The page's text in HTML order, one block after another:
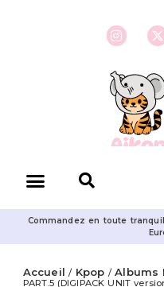
Commandez en toute
Accueil / Kpop /Albums
PART.5 (DIGIPACK UNIT